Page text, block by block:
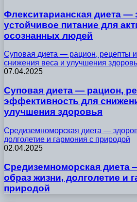
Флекситарианская диета —
устойчивое питание для
осознанных людей
Суповая диета — рацион, рецепты
снижения веса и улучшения
07.04.2025
Суповая диета — рацион,
эффективность для
улучшения здоровья
Средиземноморская диета —
долголетие и гармония с природой
02.04.2025
Средиземноморская диета
образ жизни, долголетие и
природой